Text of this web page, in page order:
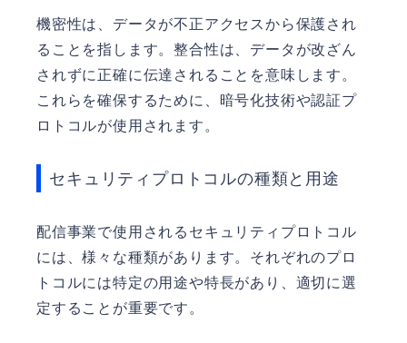
機密性は、データが不正アクセスから保護され
ることを指します。整合性は、データが改ざん
されずに正確に伝達されることを意味します。
これらを確保するために、暗号化技術や認証プ
ロトコルが使用されます。
セキュリティプロトコルの種類と用途
配信事業で使用されるセキュリティプロトコル
には、様々な種類があります。それぞれのプロ
トコルには特定の用途や特長があり、適切に選
定することが重要です。